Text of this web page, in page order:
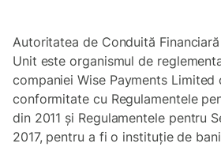
Autoritatea de Conduită
Unit este organismul de
companiei Wise Payments Limited
conformitate cu Regulamentele
din 2011 și Regulamentele pentru
2017, pentru a fi o instituție de